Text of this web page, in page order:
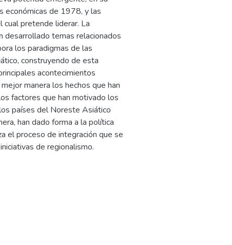
económicas de 1978, y las
cual pretende liderar. La
desarrollado temas relacionados
los paradigmas de las
construyendo de esta
acontecimientos
manera los hechos que han
factores que han motivado los
países del Noreste Asiático
han dado forma a la política
el proceso de integración que se
de regionalismo.